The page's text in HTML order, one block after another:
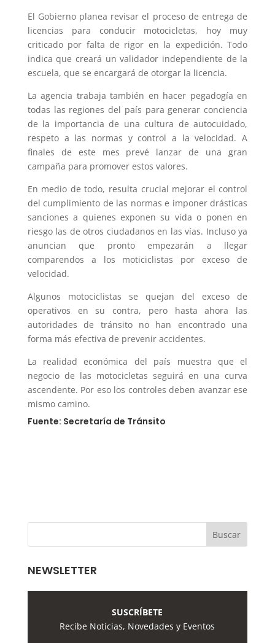
El Gobierno planea revisar el proceso de entrega de
licencias para conducir motocicletas, hoy muy
criticado por falta de rigor en la expedición. Todo
indica que creará un validador independiente de la
escuela, que se encargará de otorgar la licencia.
La agencia trabaja también en hacer pegadogía en
todas las regiones del país para generar conciencia
de la importancia de una cultura de autocuidado,
respeto a las normas y control a la velocidad. A
finales de este mes prevé lanzar de una gran
campaña para promover estos valores.
En medio de todo, resulta crucial mejorar el control
del cumplimiento de las normas e imponer drásticas
sanciones a quienes exponen su vida o ponen en
riesgo las de otros ciudadanos en las vías. Incluso ya
anuncian que pronto empezarán a llegar
comparendos a los moticiclistas por exceso de
velocidad.
Algunos motociclistas se quejan del exceso de
operativos en su contra, pero hasta ahora las
autoridades de tránsito no han encontrado una
forma más efectiva de prevenir accidentes.
La realidad económica del país muestra que el
negocio de las motocicletas seguirá en una curva
ascendente. Por eso los controles deben avanzar ese
mismo camino.
Fuente: Secretaría de Tránsito
NEWSLETTER
SUSCRÍBETE
Recibe Noticias, Novedades y Eventos